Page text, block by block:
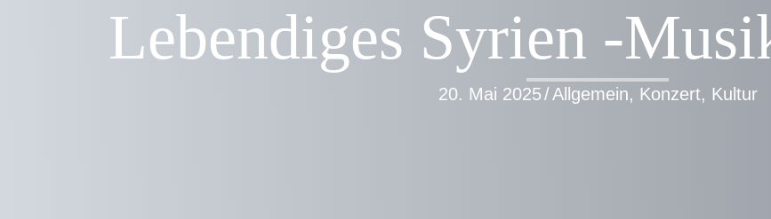
Lebendiges Syrien -
20. Mai 2025/Allgemein, Konzert, Kultur